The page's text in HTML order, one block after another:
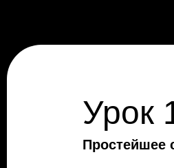
Простейшее
Урок